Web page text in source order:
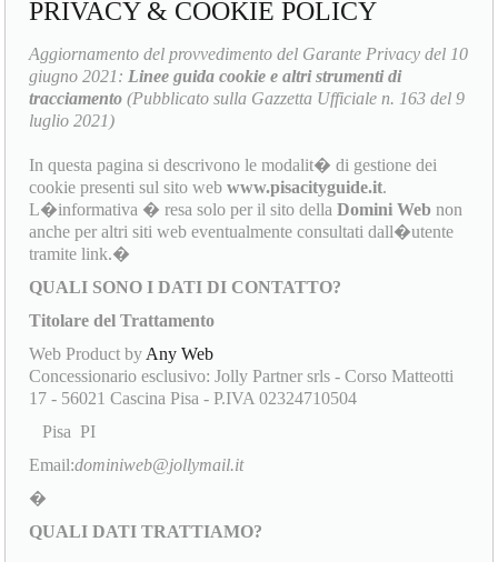
PRIVACY & COOKIE POLICY
Aggiornamento del provvedimento del Garante Privacy del 10
giugno 2021: Linee guida cookie e altri strumenti di
tracciamento (Pubblicato sulla Gazzetta Ufficiale n. 163 del 9
luglio 2021)
In questa pagina si descrivono le modalit� di gestione dei
cookie presenti sul sito webwww.pisacityguide.it.
L�informativa � resa solo per il sito dellaDomini Web non
anche per altri siti web eventualmente consultati dall�utente
tramite link.�
QUALI SONO I DATI DI CONTATTO?
Titolare del Trattamento
Web Product by Any Web
Concessionario esclusivo: Jolly Partner srls - Corso Matteotti
17 - 56021 Cascina Pisa - P.IVA 02324710504
Pisa PI
Email:dominiweb@jollymail.it
�
QUALI DATI TRATTIAMO?